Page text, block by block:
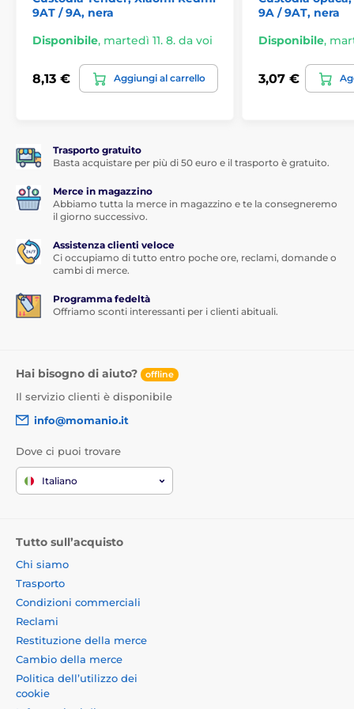
9AT / 9A, nera
Disponibile, martedì 11. 8. da voi
8,13 € Aggiungi al carrello
9A / 9AT, nera
Disponibile,
3,07 €
Trasporto gratuito
Basta acquistare per più di 50 euro e il trasporto è gratuito.
Merce in magazzino
Abbiamo tutta la merce in magazzino e te la consegneremo
il giorno successivo.
Assistenza clienti veloce
Ci occupiamo di tutto entro poche ore, reclami, domande o
cambi di merce.
Programma fedeltà
Offriamo sconti interessanti per i clienti abituali.
Hai bisogno di aiuto? offline
Il servizio clienti è disponibile
info@momanio.it
Dove ci puoi trovare
Italiano
Tutto sull’acquisto
Chi siamo
Trasporto
Condizioni commerciali
Reclami
Restituzione della merce
Cambio della merce
Politica dell’utilizzo dei
cookie